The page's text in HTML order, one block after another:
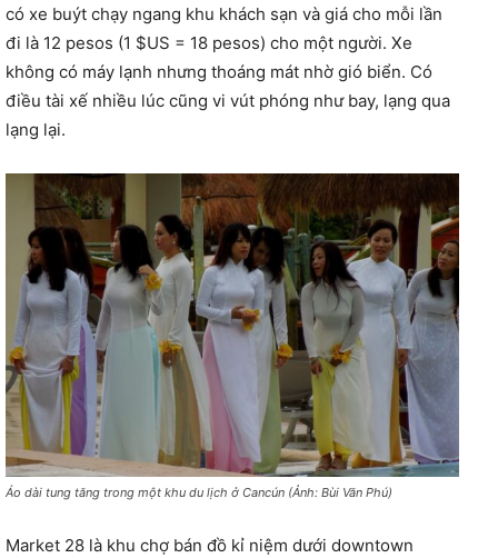
có xe buýt chạy ngang khu khách sạn và giá cho mỗi lần
đi là 12 pesos (1 $US = 18 pesos) cho một người. Xe
không có máy lạnh nhưng thoáng mát nhờ gió biển. Có
điều tài xế nhiều lúc cũng vi vút phóng như bay, lạng qua
lạng lại.
Áo dài tung tăng trong một khu du lịch ở Cancún (Ảnh: Bùi Văn Phú)
Market 28 là khu chợ bán đồ kỉ niệm dưới downtown